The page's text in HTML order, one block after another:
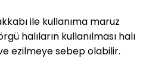
ile kullanıma maruz
halıların kullanılması halı
ezilmeye sebep olabilir.